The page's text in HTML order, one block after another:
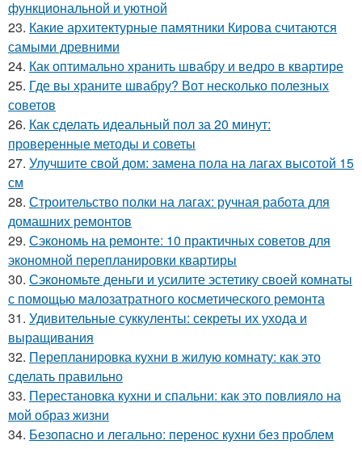
функциональной и уютной
23. Какие архитектурные памятники Кирова считаются
самыми древними
24. Как оптимально хранить швабру и ведро в квартире
25. Где вы храните швабру? Вот несколько полезных
советов
26. Как сделать идеальный пол за 20 минут:
проверенные методы и советы
27. Улучшите свой дом: замена пола на лагах высотой 15
см
28. Строительство полки на лагах: ручная работа для
домашних ремонтов
29. Сэкономь на ремонте: 10 практичных советов для
экономной перепланировки квартиры
30. Сэкономьте деньги и усилите эстетику своей комнаты
с помощью малозатратного косметического ремонта
31. Удивительные суккуленты: секреты их ухода и
выращивания
32. Перепланировка кухни в жилую комнату: как это
сделать правильно
33. Перестановка кухни и спальни: как это повлияло на
мой образ жизни
34. Безопасно и легально: перенос кухни без проблем